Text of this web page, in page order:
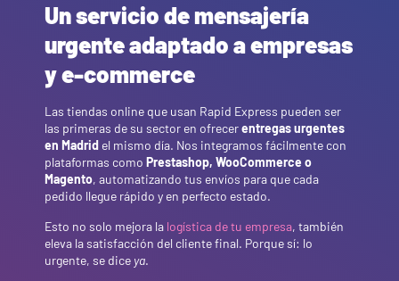
Un servicio de mensajería
urgente adaptado a empresas
y e-commerce
Las tiendas online que usan Rapid Express pueden ser
las primeras de su sector en ofrecerentregas urgentes
en Madridel mismo día. Nos integramos fácilmente con
plataformas como Prestashop, WooCommerce o
Magento, automatizando tus envíos para que cada
pedido llegue rápido y en perfecto estado.
Esto no solo mejora la logística de tu empresa, también
eleva la satisfacción del cliente final. Porque sí: lo
urgente, se dice ya.